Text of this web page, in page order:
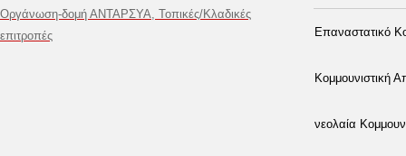
Οργάνωση-δομή ΑΝΤΑΡΣΥΑ, Τοπικές/Κλαδικές
επιτροπές
Επαναστατικό
Κομμουνιστική
νεολαία